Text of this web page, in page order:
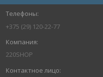
+375 (29) 120-22-77
220SHOP